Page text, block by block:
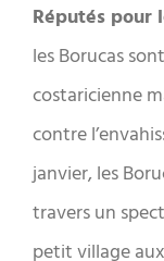
Réputés pour
les Borucas
costaricienne
contre
janvier, les
travers un
petit village